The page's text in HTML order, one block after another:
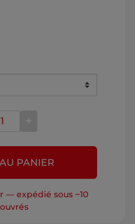
PANIER
— expédié sous ~10